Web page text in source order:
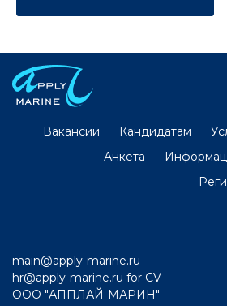
Вакансии Кандидатам
Анкета
main@apply-marine.ru
hr@apply-marine.ru for CV
ООО "АППЛАЙ-МАРИН"